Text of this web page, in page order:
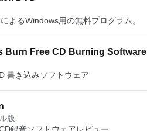
よるWindows用の無料プログラム。
Burn Free CD Burning Software
書き込みソフトウェア
版